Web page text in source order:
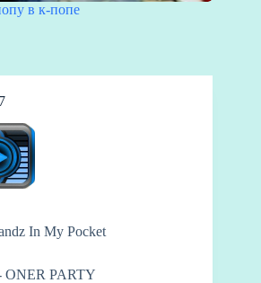
в к-попе
In My Pocket
PARTY